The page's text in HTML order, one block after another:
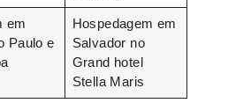
em
Paulo e
Hospedagem em
Salvador no
Grand hotel
Stella Maris